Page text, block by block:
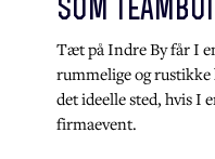
som
Tæt på Indre By får I
rummelige og
det ideelle sted, hvis I
firmaevent.